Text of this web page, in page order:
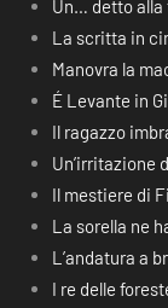
Un… detto alla
La scritta in
Manovra la
É Levante in
Il ragazzo
Un’irritazione
Il mestiere di
La sorella ne
L’andatura a
I re delle